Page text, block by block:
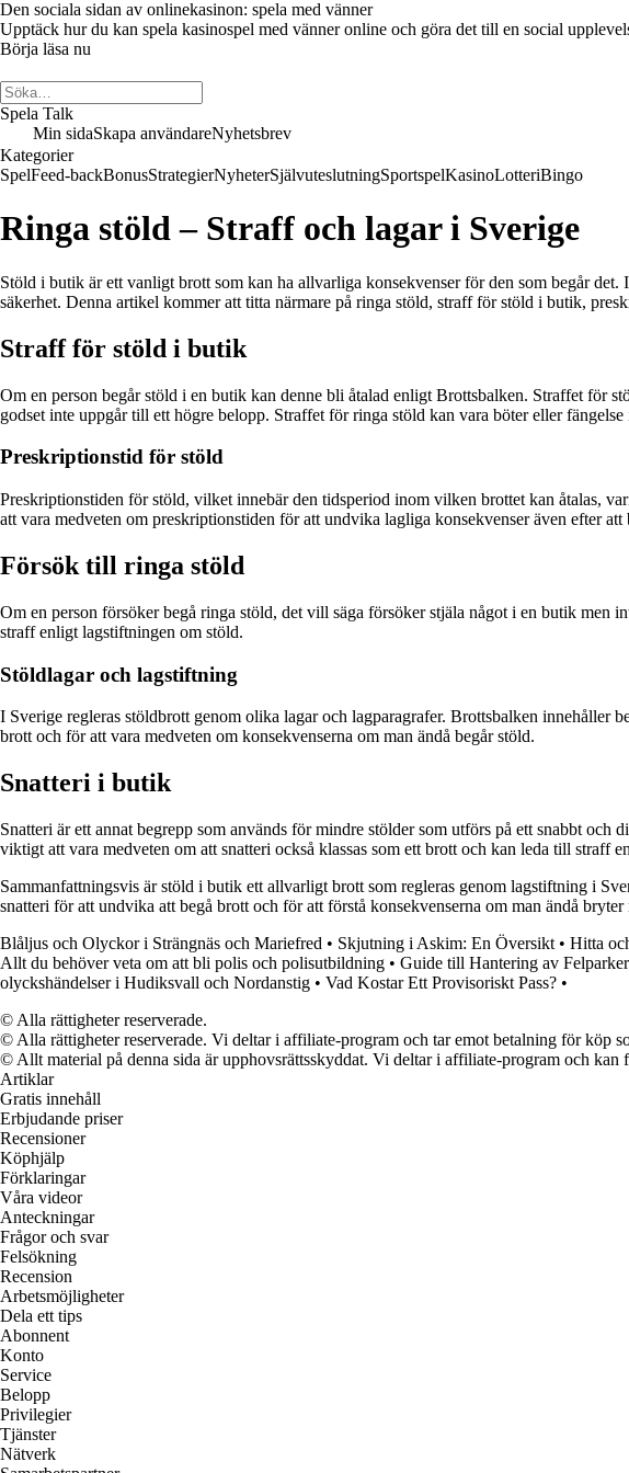
Den sociala sidan av onlinekasinon: spela med vänner
Upptäck hur du kan spela kasinospel med vänner online och göra det till en social
Börja läsa nu
Spela Talk
Min sidaSkapa användareNyhetsbrev
Kategorier
SpelFeed-backBonusStrategierNyheterSjälvuteslutningSportspelKasinoLotteriBingo
Ringa stöld – Straff och lagar i Sverige
Stöld i butik är ett vanligt brott som kan ha allvarliga konsekvenser för den som begår
säkerhet. Denna artikel kommer att titta närmare på ringa stöld, straff för stöld i butik,
Straff för stöld i butik
Om en person begår stöld i en butik kan denne bli åtalad enligt Brottsbalken. Straffet för
godset inte uppgår till ett högre belopp. Straffet för ringa stöld kan vara böter eller
Preskriptionstid för stöld
Preskriptionstiden för stöld, vilket innebär den tidsperiod inom vilken brottet kan åtalas,
att vara medveten om preskriptionstiden för att undvika lagliga konsekvenser även efter att
Försök till ringa stöld
Om en person försöker begå ringa stöld, det vill säga försöker stjäla något i en butik
straff enligt lagstiftningen om stöld.
Stöldlagar och lagstiftning
I Sverige regleras stöldbrott genom olika lagar och lagparagrafer. Brottsbalken
brott och för att vara medveten om konsekvenserna om man ändå begår stöld.
Snatteri i butik
Snatteri är ett annat begrepp som används för mindre stölder som utförs på ett snabbt
viktigt att vara medveten om att snatteri också klassas som ett brott och kan leda till straff
Sammanfattningsvis är stöld i butik ett allvarligt brott som regleras genom lagstiftning i
snatteri för att undvika att begå brott och för att förstå konsekvenserna om man ändå bryter
Blåljus och Olyckor i Strängnäs och Mariefred • Skjutning i Askim: En Översikt • Hitta
Allt du behöver veta om att bli polis och polisutbildning • Guide till Hantering av
olyckshändelser i Hudiksvall och Nordanstig • Vad Kostar Ett Provisoriskt Pass? •
© Alla rättigheter reserverade.
© Alla rättigheter reserverade. Vi deltar i affiliate-program och tar emot betalning för köp
© Allt material på denna sida är upphovsrättsskyddat. Vi deltar i affiliate-program och
Artiklar
Gratis innehåll
Erbjudande priser
Recensioner
Köphjälp
Förklaringar
Våra videor
Anteckningar
Frågor och svar
Felsökning
Recension
Arbetsmöjligheter
Dela ett tips
Abonnent
Konto
Service
Belopp
Privilegier
Tjänster
Nätverk